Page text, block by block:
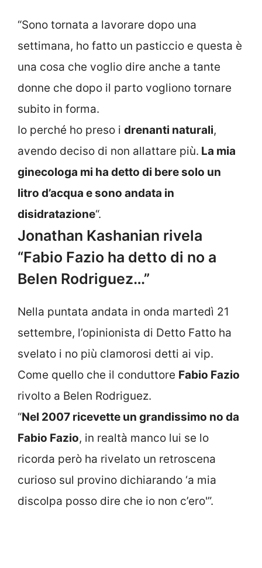
“Sono tornata a lavorare dopo una
settimana, ho fatto un pasticcio e questa è
una cosa che voglio dire anche a tante
donne che dopo il parto vogliono tornare
subito in forma.
Io perché ho preso i drenanti naturali,
avendo deciso di non allattare più. La mia
ginecologa mi ha detto di bere solo un
litro d’acqua e sono andata in
disidratazione“.
Jonathan Kashanian rivela
“Fabio Fazio ha detto di no a
Belen Rodriguez…”
Nella puntata andata in onda martedì 21
settembre, l’opinionista di Detto Fatto ha
svelato i no più clamorosi detti ai vip.
Come quello che il conduttore Fabio Fazio
rivolto a Belen Rodriguez.
“Nel 2007 ricevette un grandissimo no da
Fabio Fazio, in realtà manco lui se lo
ricorda però ha rivelato un retroscena
curioso sul provino dichiarando ‘a mia
discolpa posso dire che io non c’ero'”.